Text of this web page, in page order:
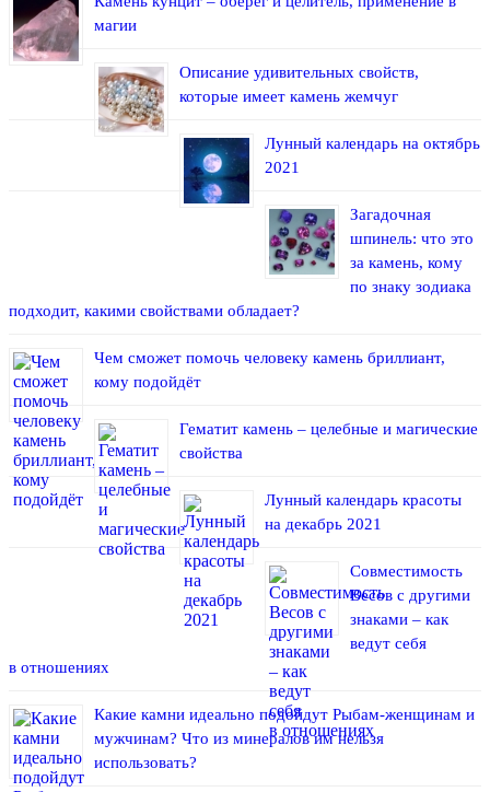
магии
Описание удивительных свойств,
которые имеет камень жемчуг
Лунный календарь на октябрь
2021
Загадочная
шпинель: что это
за камень, кому
по знаку зодиака
подходит, какими свойствами обладает?
Чем сможет помочь человеку камень бриллиант,
кому подойдёт
Гематит камень – целебные и магические
свойства
Лунный календарь красоты
на декабрь 2021
Совместимость
Весов с другими
знаками – как
ведут себя
в отношениях
Какие камни идеально подойдут Рыбам-женщинам и
мужчинам? Что из минералов им нельзя
использовать?